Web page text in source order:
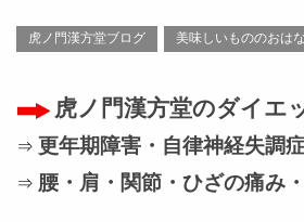
虎ノ門漢方堂ブログ 美味しいもののおは
虎ノ門漢方堂のダイエ
⇒ 更年期障害・自律神経失調
⇒ 腰・肩・関節・ひざの痛み